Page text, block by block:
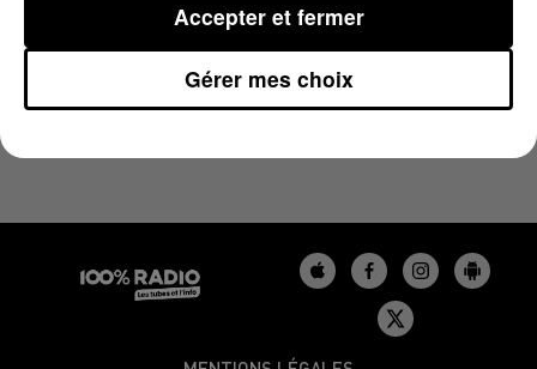
Gérer mes choix
Accepter et fermer